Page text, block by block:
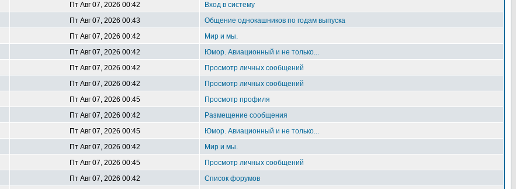
Пт Авг 07, 2026 00:42
Вход в систему
Пт Авг 07, 2026 00:43
Общение однокашников по годам выпуска
Пт Авг 07, 2026 00:42
Мир и мы.
Пт Авг 07, 2026 00:42
Юмор. Авиационный и не только...
Пт Авг 07, 2026 00:42
Просмотр личных сообщений
Пт Авг 07, 2026 00:42
Просмотр личных сообщений
Пт Авг 07, 2026 00:45
Просмотр профиля
Пт Авг 07, 2026 00:42
Размещение сообщения
Пт Авг 07, 2026 00:45
Юмор. Авиационный и не только...
Пт Авг 07, 2026 00:42
Мир и мы.
Пт Авг 07, 2026 00:45
Просмотр личных сообщений
Пт Авг 07, 2026 00:42
Список форумов